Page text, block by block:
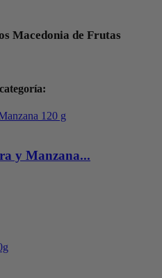
Macedonia de Frutas
y Manzana...